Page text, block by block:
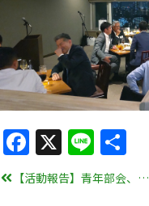
Facebook
X Line
有
【活動報告】青年部会、コーンホール大会を開催